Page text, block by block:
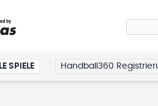
SPIELE Handball360